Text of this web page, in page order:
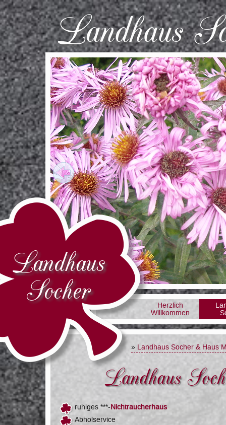
Landhaus
Landhaus
Socher
Herzlich
Willkommen
» Landhaus Socher & Haus
Landhaus
ruhiges ***- Nichtraucherhaus
Abholservice